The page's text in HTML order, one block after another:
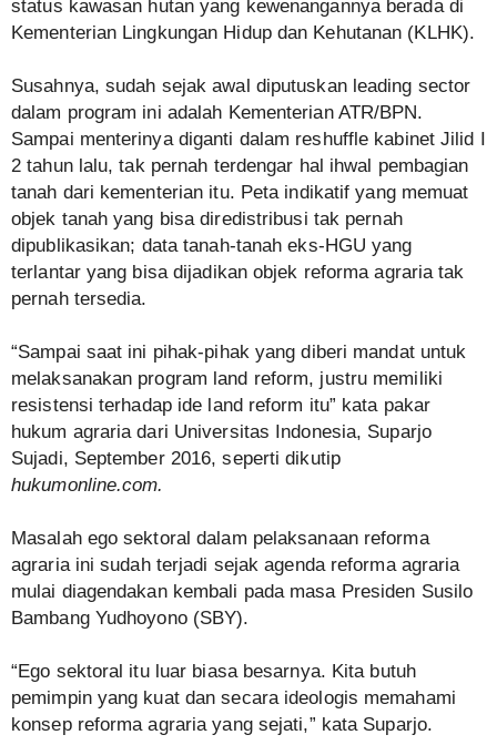
status kawasan hutan yang kewenangannya berada di
Kementerian Lingkungan Hidup dan Kehutanan (KLHK).
Susahnya, sudah sejak awal diputuskan leading sector
dalam program ini adalah Kementerian ATR/BPN.
Sampai menterinya diganti dalam reshuffle kabinet Jilid I
2 tahun lalu, tak pernah terdengar hal ihwal pembagian
tanah dari kementerian itu. Peta indikatif yang memuat
objek tanah yang bisa diredistribusi tak pernah
dipublikasikan; data tanah-tanah eks-HGU yang
terlantar yang bisa dijadikan objek reforma agraria tak
pernah tersedia.
“Sampai saat ini pihak-pihak yang diberi mandat untuk
melaksanakan program land reform, justru memiliki
resistensi terhadap ide land reform itu” kata pakar
hukum agraria dari Universitas Indonesia, Suparjo
Sujadi, September 2016, seperti dikutip
hukumonline.com.
Masalah ego sektoral dalam pelaksanaan reforma
agraria ini sudah terjadi sejak agenda reforma agraria
mulai diagendakan kembali pada masa Presiden Susilo
Bambang Yudhoyono (SBY).
“Ego sektoral itu luar biasa besarnya. Kita butuh
pemimpin yang kuat dan secara ideologis memahami
konsep reforma agraria yang sejati,” kata Suparjo.